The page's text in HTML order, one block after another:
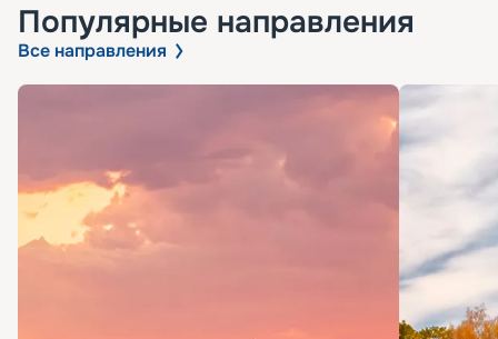
Популярные направления
Все направления